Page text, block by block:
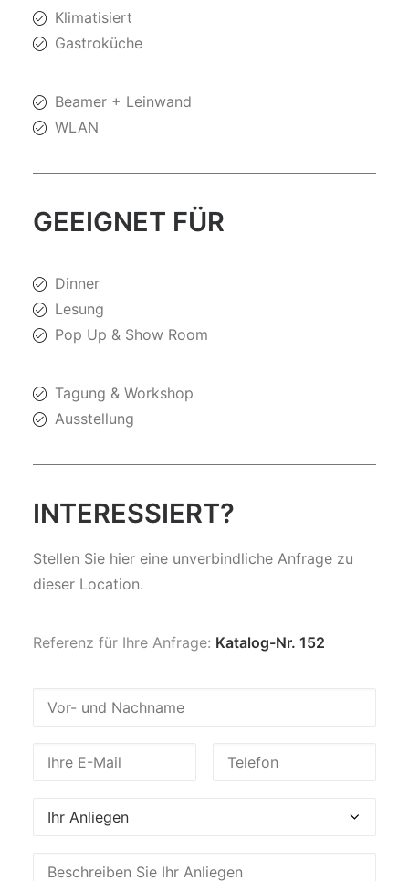
Klimatisiert
Gastroküche
Beamer + Leinwand
WLAN
GEEIGNET FÜR
Dinner
Lesung
Pop Up & Show Room
Tagung & Workshop
Ausstellung
INTERESSIERT?
Stellen Sie hier eine unverbindliche Anfrage zu
dieser Location.
Referenz für Ihre Anfrage: Katalog-Nr. 152